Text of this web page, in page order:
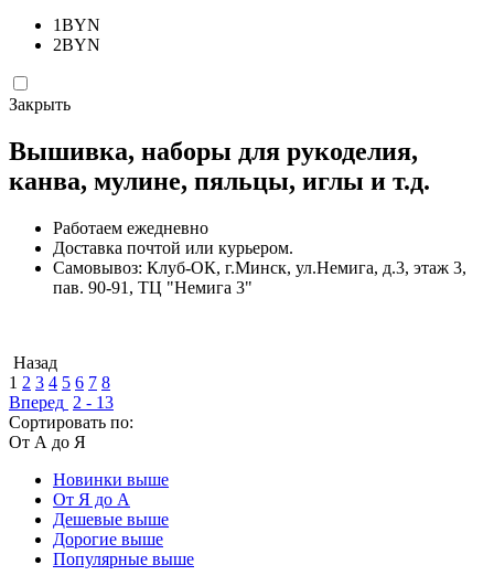
1BYN
2BYN
Закрыть
Вышивка, наборы для рукоделия,
канва, мулине, пяльцы, иглы и т.д.
Работаем ежедневно
Доставка почтой или курьером.
Самовывоз: Клуб-ОК, г.Минск, ул.Немига, д.3, этаж 3,
пав. 90-91, ТЦ "Немига 3"
Назад
1 2 3 4 5 6 7 8
Вперед 2 - 13
Сортировать по:
От А до Я
Новинки выше
От Я до А
Дешевые выше
Дорогие выше
Популярные выше